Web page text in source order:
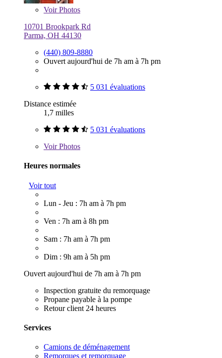
VoirPhotos
10701 Brookpark Rd
Parma, OH 44130
(440) 809-8880
Ouvert aujourd'hui de 7h am à 7h pm
5 031 évaluations
Distance estimée
1,7 milles
5 031 évaluations
VoirPhotos
Heures normales
Voir tout
Lun - Jeu : 7h am à 7h pm
Ven : 7h am à 8h pm
Sam : 7h am à 7h pm
Dim : 9h am à 5h pm
Ouvert aujourd'hui de 7h am à 7h pm
Inspection gratuite du remorquage
Propane payable à la pompe
Retour client 24 heures
Services
Camions de déménagement
Remorques et remorquage